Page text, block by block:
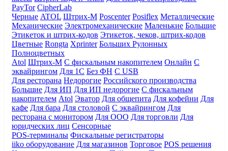
PayTor CipherLab
Черные ATOL Штрих-М Poscenter Posiflex Металлические
Механические Электромеханические Маленькие Большие
Этикеток и штрих-кодов Этикеток, чеков, штрих-кодов
Цветные Rongta Xprinter Больших Рулонных
Полноцветных
Atol Штрих-М С фискальным накопителем Онлайн С
эквайрингом Для 1С Без ФН С USB
Для ресторана Недорогие Российского производства
Большие Для ИП Для ИП недорогие С фискальным
накопителем Atol Эватор Для общепита Для кофейни Для
кафе Для бара Для столовой С эквайрингом Для
ресторана с монитором Для ООО Для торговли Для
юридческих лиц Сенсорные
POS-терминалы Фискальные регистраторы
iiko оборудование Для магазинов Торговое POS решения